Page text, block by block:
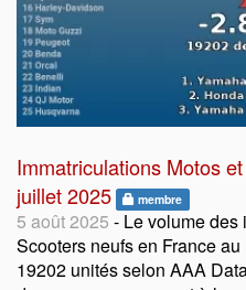
Immatriculations Motos
juillet 2025
membre
5 août 2025 - Le volume des
Scooters neufs en France
19202 unités selon AAA